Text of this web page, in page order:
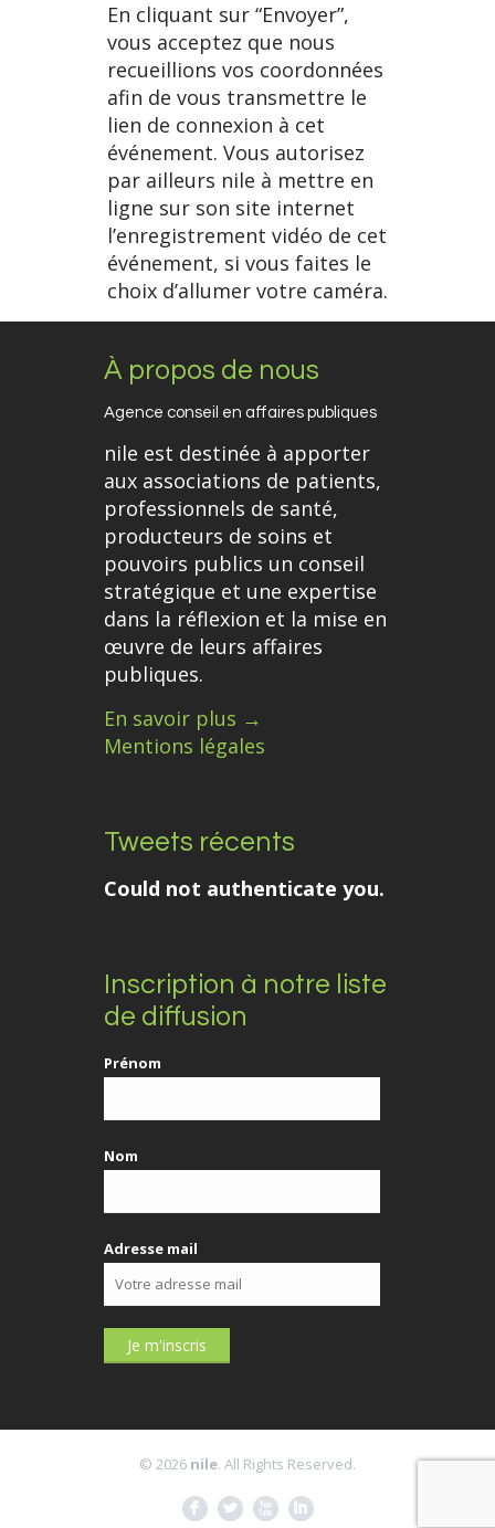
En cliquant sur “Envoyer”,
vous acceptez que nous
recueillions vos coordonnées
afin de vous transmettre le
lien de connexion à cet
événement. Vous autorisez
par ailleurs nile à mettre en
ligne sur son site internet
l’enregistrement vidéo de cet
événement, si vous faites le
choix d’allumer votre caméra.
À propos de nous
Agence conseil en affaires publiques
nile est destinée à apporter
aux associations de patients,
professionnels de santé,
producteurs de soins et
pouvoirs publics un conseil
stratégique et une expertise
dans la réflexion et la mise en
œuvre de leurs affaires
publiques.
En savoir plus →
Mentions légales
Tweets récents
Could not authenticate you.
Inscription à notre liste
de diffusion
Prénom
Nom
Adresse mail
© 2026 nile. All Rights Reserved.
F L X I